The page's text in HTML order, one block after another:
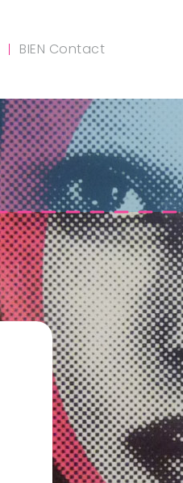
BIEN Contact